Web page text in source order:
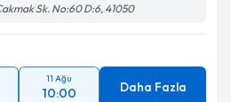
Sk. No:60 D:6, 41050
11 Ağu
10:00 Daha Fazla